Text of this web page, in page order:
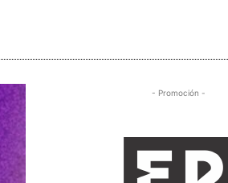
- Promoción -